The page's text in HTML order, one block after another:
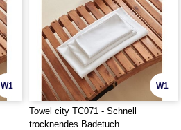
W1 W1
Towel city TC071 - Schnell
trocknendes Badetuch